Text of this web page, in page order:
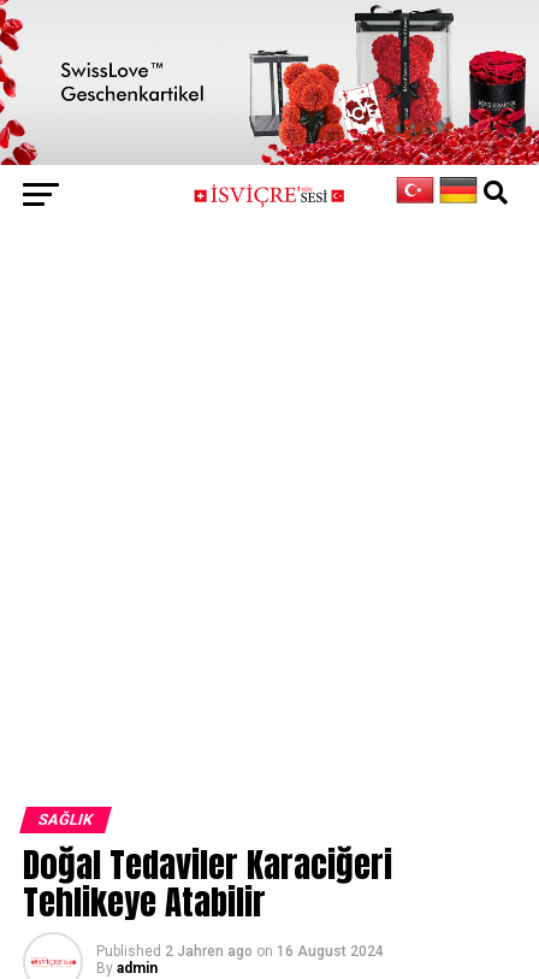
SAĞLIK
Doğal Tedaviler Karaciğeri
Tehlikeye Atabilir
Published 2 Jahren ago on 16 August 2024
By admin